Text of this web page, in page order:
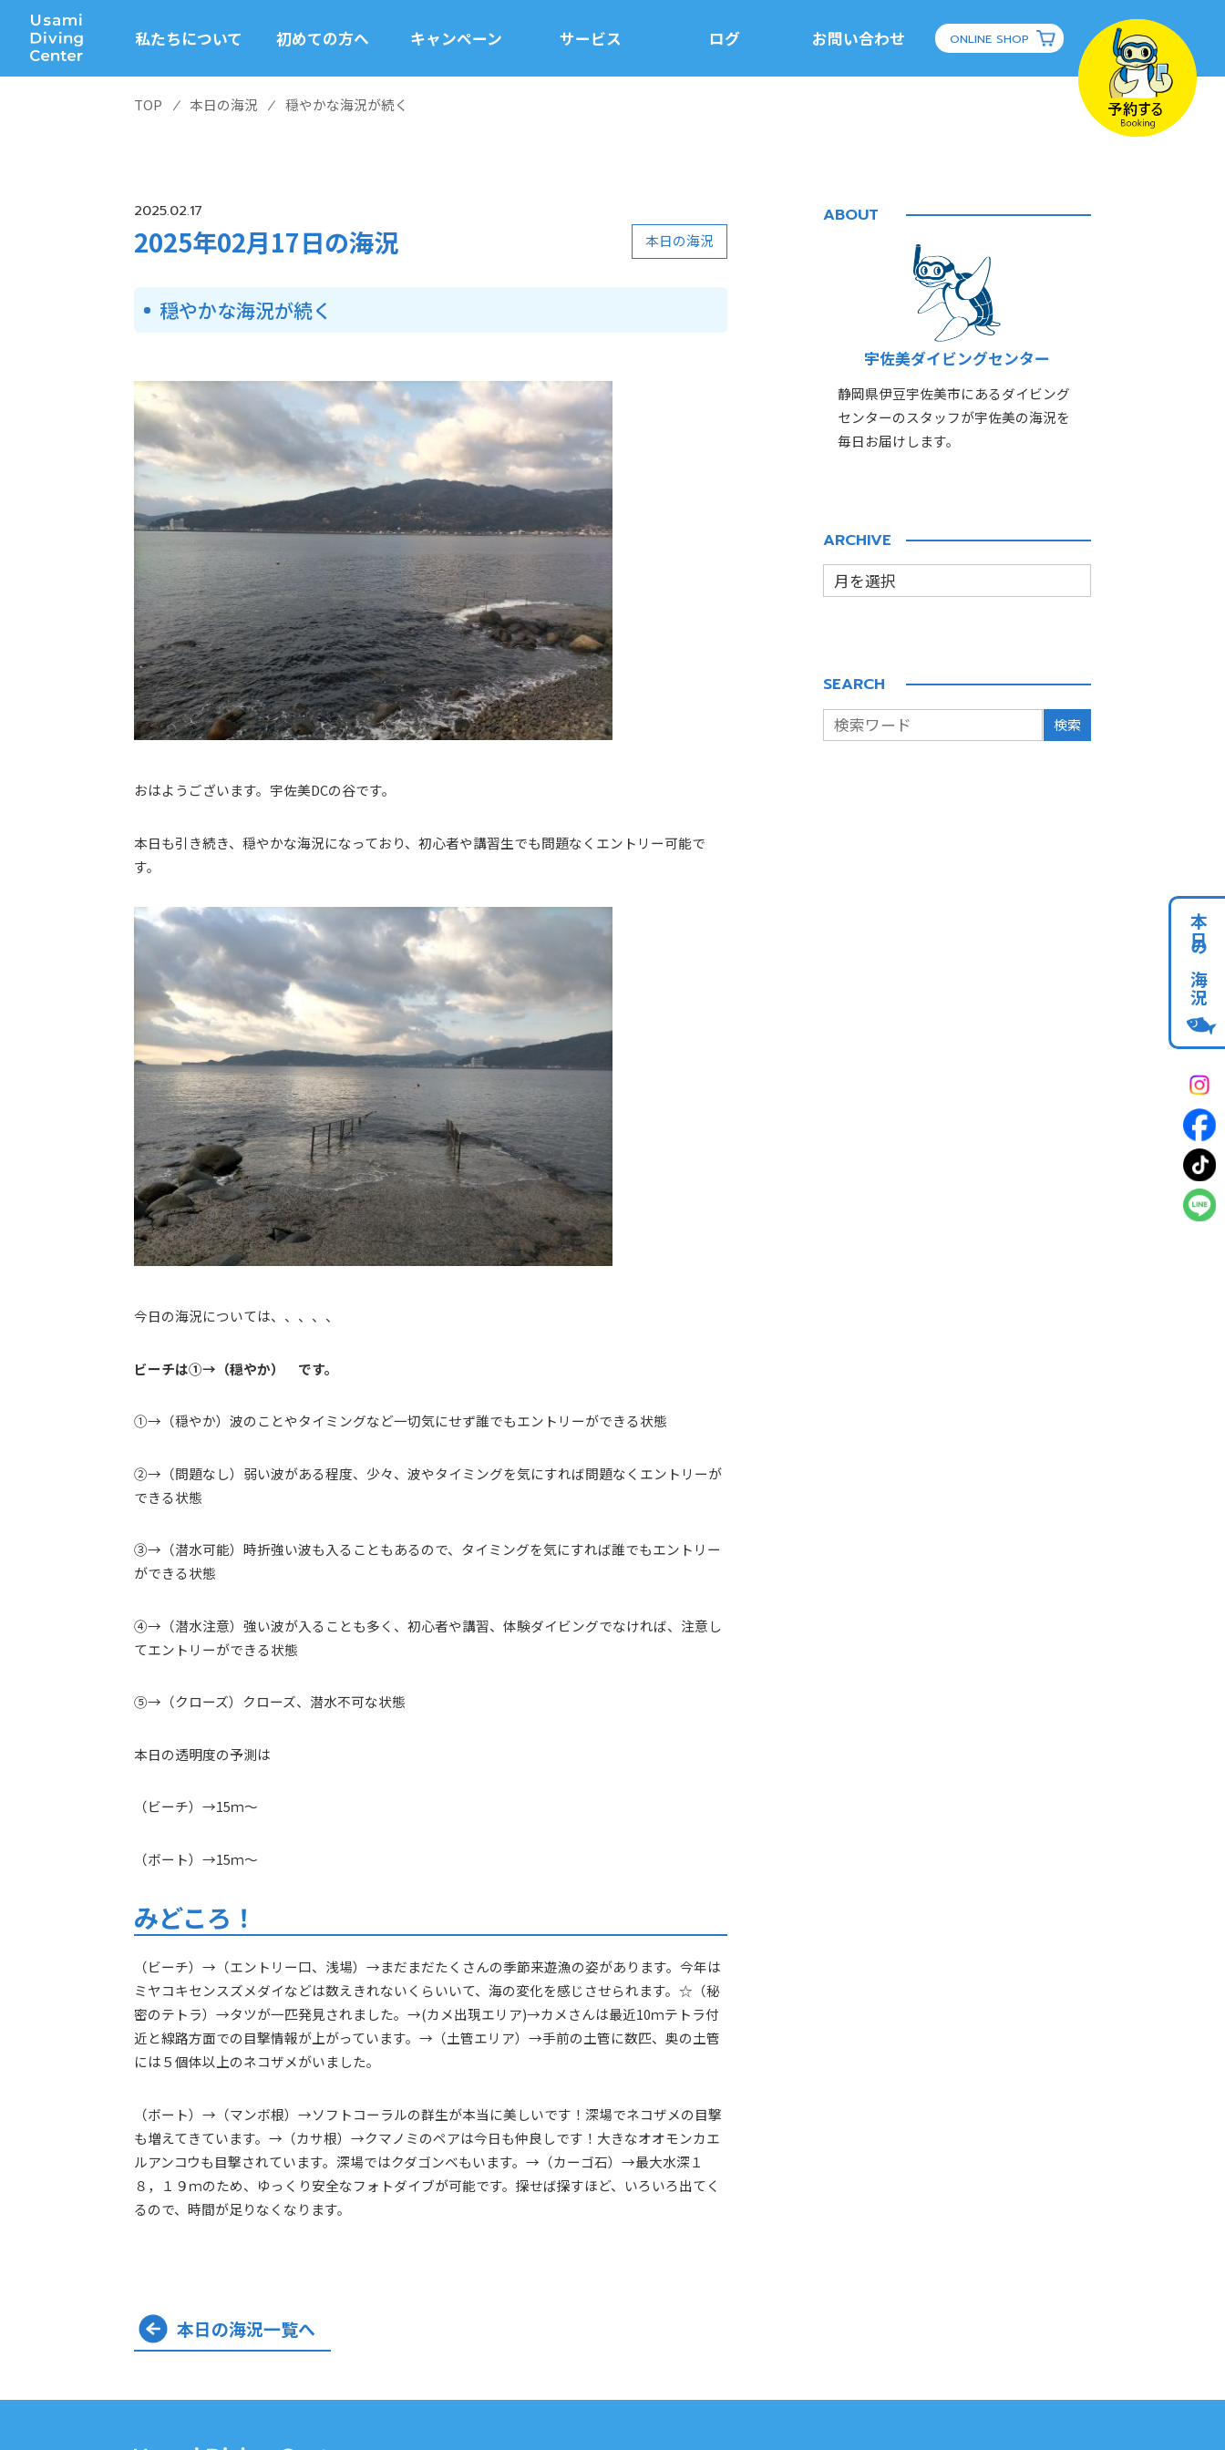
私たちについて 初めての方へ キャンペーン サービス ログ お問い合わせ ONLINE SHOP
本日の海況
TOP ⁄ 本日の海況 ⁄ 穏やかな海況が続く
2025.02.17
2025年02月17日の海況 本日の海況
穏やかな海況が続く
おはようございます。宇佐美DCの谷です。
本日も引き続き、穏やかな海況になっており、初心者や講習生でも問題なくエントリー可能で
す。
今日の海況については、、、、、
ビーチは①→（穏やか） です。
①→（穏やか）波のことやタイミングなど一切気にせず誰でもエントリーができる状態
②→（問題なし）弱い波がある程度、少々、波やタイミングを気にすれば問題なくエントリーが
できる状態
③→（潜水可能）時折強い波も入ることもあるので、タイミングを気にすれば誰でもエントリー
ができる状態
④→（潜水注意）強い波が入ることも多く、初心者や講習、体験ダイビングでなければ、注意し
てエントリーができる状態
⑤→（クローズ）クローズ、潜水不可な状態
本日の透明度の予測は
（ビーチ）→15ｍ～
（ボート）→15ｍ～
みどころ！
（ビーチ）→（エントリー口、浅場）→まだまだたくさんの季節来遊漁の姿があります。今年は
ミヤコキセンスズメダイなどは数えきれないくらいいて、海の変化を感じさせられます。☆（秘
密のテトラ）→タツが一匹発見されました。→(カメ出現エリア)→カメさんは最近10ｍテトラ付
近と線路方面での目撃情報が上がっています。→（土管エリア）→手前の土管に数匹、奥の土管
には５個体以上のネコザメがいました。
（ボート）→（マンボ根）→ソフトコーラルの群生が本当に美しいです！深場でネコザメの目撃
も増えてきています。→（カサ根）→クマノミのペアは今日も仲良しです！大きなオオモンカエ
ルアンコウも目撃されています。深場ではクダゴンベもいます。→（カーゴ石）→最大水深１
８，１９ｍのため、ゆっくり安全なフォトダイブが可能です。探せば探すほど、いろいろ出てく
るので、時間が足りなくなります。
本日の海況一覧へ
ABOUT
宇佐美ダイビングセンター
静岡県伊豆宇佐美市にあるダイビング
センターのスタッフが宇佐美の海況を
毎日お届けします。
ARCHIVE
SEARCH
検索